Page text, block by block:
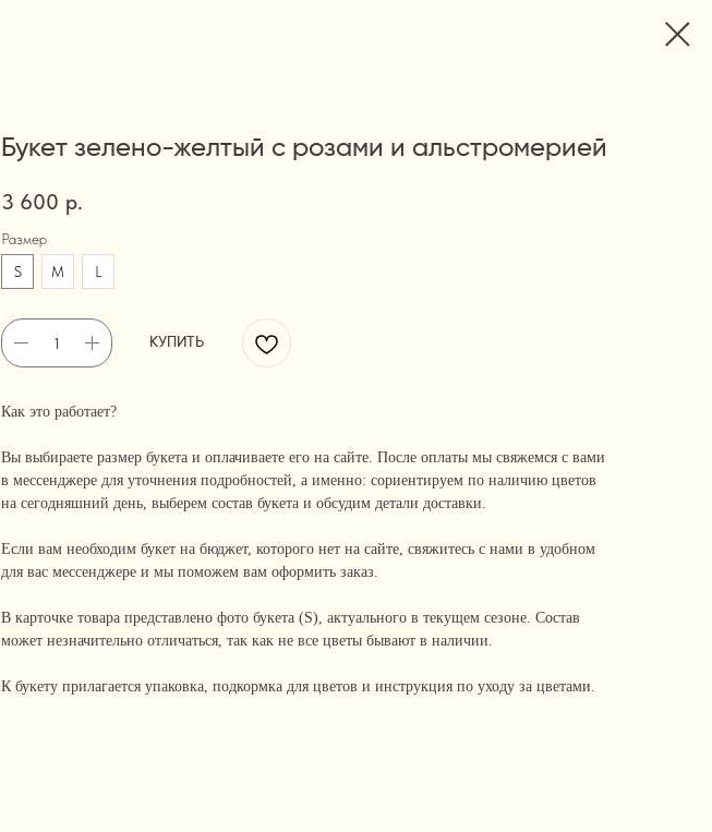
Букет зелено-желтый с розами и альстромерией
3 600 р.
Размер
S
M L
КУПИТЬ
Как это работает?
Вы выбираете размер букета и оплачиваете его на сайте. После оплаты мы свяжемся с вами
в мессенджере для уточнения подробностей, а именно: сориентируем по наличию цветов
на сегодняшний день, выберем состав букета и обсудим детали доставки.
Если вам необходим букет на бюджет, которого нет на сайте, свяжитесь с нами в удобном
для вас мессенджере и мы поможем вам оформить заказ.
В карточке товара представлено фото букета (S), актуального в текущем сезоне. Состав
может незначительно отличаться, так как не все цветы бывают в наличии.
К букету прилагается упаковка, подкормка для цветов и инструкция по уходу за цветами.